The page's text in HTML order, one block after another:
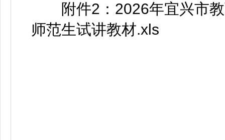
附件2：2026年宜兴市教
师范生试讲教材.xls